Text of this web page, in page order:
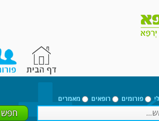
פורומים רופאים מאמרים